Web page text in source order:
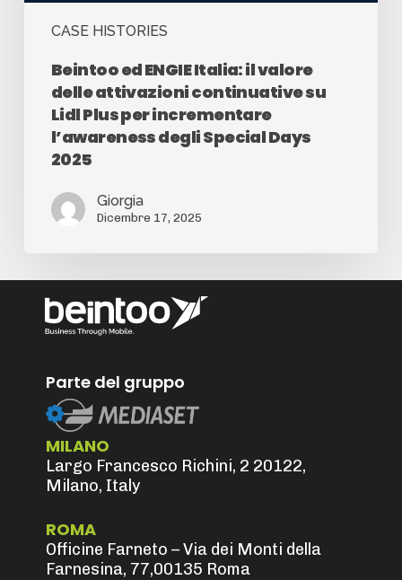
CASE HISTORIES
Beintoo ed ENGIE Italia: il valore
delle attivazioni continuative su
Lidl Plus per incrementare
l’awareness degli Special Days
2025
Giorgia
Dicembre 17, 2025
Parte del gruppo
MILANO
Largo Francesco Richini, 2 20122,
Milano, Italy
ROMA
Officine Farneto – Via dei Monti della
Farnesina, 77,00135 Roma